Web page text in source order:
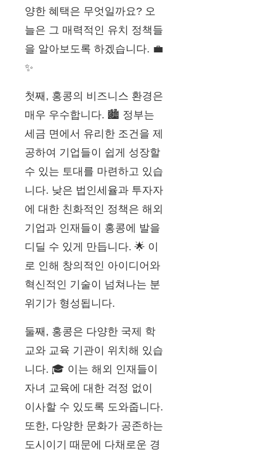
양한 혜택은 무엇일까요? 오
늘은 그 매력적인 유치 정책들
을 알아보도록 하겠습니다. 💼
✨
첫째, 홍콩의 비즈니스 환경은
매우 우수합니다. 🏙️ 정부는
세금 면에서 유리한 조건을 제
공하여 기업들이 쉽게 성장할
수 있는 토대를 마련하고 있습
니다. 낮은 법인세율과 투자자
에 대한 친화적인 정책은 해외
기업과 인재들이 홍콩에 발을
디딜 수 있게 만듭니다. 🌟 이
로 인해 창의적인 아이디어와
혁신적인 기술이 넘쳐나는 분
위기가 형성됩니다.
둘째, 홍콩은 다양한 국제 학
교와 교육 기관이 위치해 있습
니다. 🎓 이는 해외 인재들이
자녀 교육에 대한 걱정 없이
이사할 수 있도록 도와줍니다.
또한, 다양한 문화가 공존하는
도시이기 때문에 다채로운 경